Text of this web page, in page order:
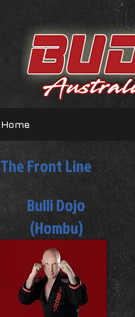
Home
The Front Line
Bulli Dojo
(Hombu)